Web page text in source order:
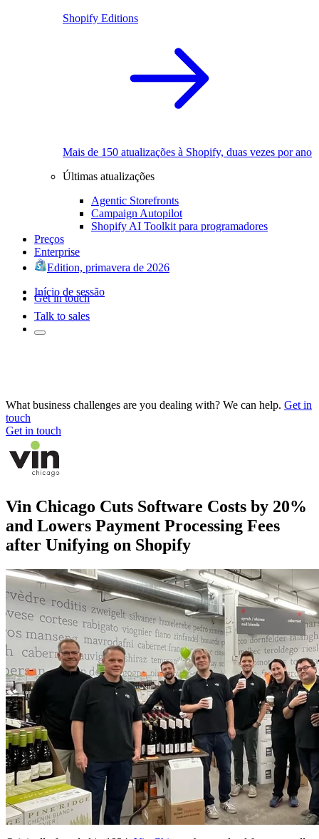
Shopify Editions
Mais de 150 atualizações à Shopify, duas vezes por ano
Últimas atualizações
Agentic Storefronts
Campaign Autopilot
Shopify AI Toolkit para programadores
Preços
Enterprise
Edition, primavera de 2026
Início de sessão
Get in touch
Talk to sales
What business challenges are you dealing with? We can help. Get in
touch
Get in touch
Vin Chicago Cuts Software Costs by 20%
and Lowers Payment Processing Fees
after Unifying on Shopify